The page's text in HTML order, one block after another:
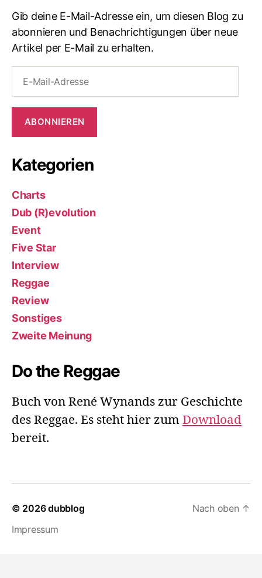
Gib deine E-Mail-Adresse ein, um diesen Blog zu
abonnieren und Benachrichtigungen über neue
Artikel per E-Mail zu erhalten.
Mail-
Adresse
ABONNIEREN
Kategorien
Charts
Dub (R)evolution
Event
Five Star
Interview
Reggae
Review
Sonstiges
Zweite Meinung
Do the Reggae
Buch von René Wynands zur Geschichte
des Reggae. Es steht hier zum Download
bereit.
© 2026dubblog
Impressum
Nach oben ↑